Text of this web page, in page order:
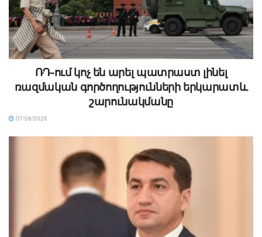
ՌԴ-ում կոչ են արել պատրաստ լինել
ռազմական գործողությունների երկարատև
շարունակմանը
07/08/2026